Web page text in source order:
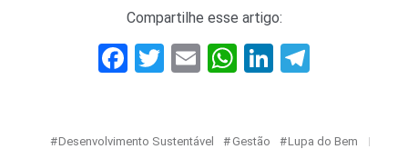
Compartilhe esse artigo:
Facebook
Twitter
EmailWhatsApp
LinkedIn
Desenvolvimento Sustentável Gestão Lupa do Bem